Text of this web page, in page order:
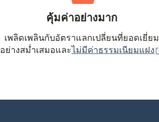
คุ้มค่าอย่างมาก
เพลิดเพลินกับอัตราแลกเปลี่ยนที่ยอดเยี่ยม
อย่างสม่ำเสมอและ ไม่มีค่าธรรมเนียมแฝง